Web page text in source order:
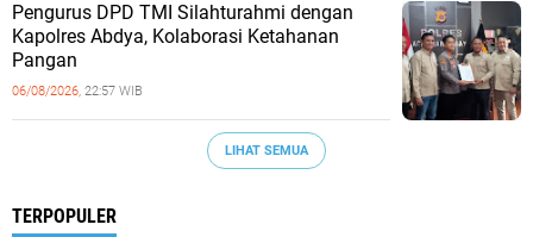
Pengurus DPD TMI Silahturahmi dengan
Kapolres Abdya, Kolaborasi Ketahanan
Pangan
06/08/2026, 22:57 WIB
LIHAT SEMUA
TERPOPULER